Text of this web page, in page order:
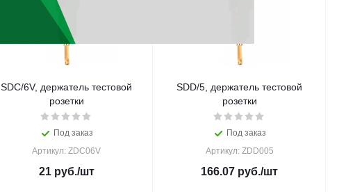
SDC/6V, держатель тестовой
розетки
Под заказ
Артикул: ZDC06V
21руб./шт
SDD/5, держатель тестовой
розетки
Под заказ
Артикул: ZDD005
166.07 руб./шт